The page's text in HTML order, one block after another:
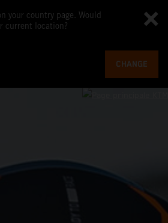
your country page. Would
current location?
CHANGE